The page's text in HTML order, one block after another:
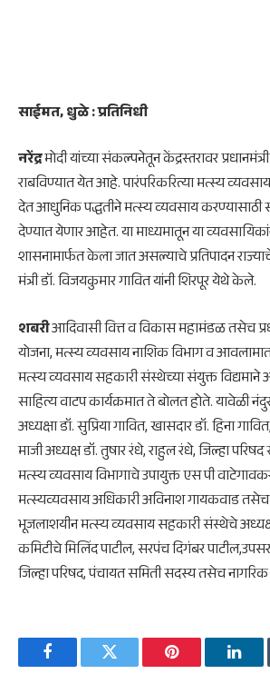
साईमत, धुळे : प्रतिनिधी
नरेंद्रमोदी यांच्या संकल्पनेतून केंद्रस्तरावर
राबविण्यात येत आहे. पारंपरिकरित्या मत्स्य
देत आधुनिक पद्धतीने मत्स्य व्यवसाय
देण्यात येणार आहेत. या माध्यमातून या
शासनामार्फत केला जात असल्याचे प्रतिपादन
मंत्री डॉ. विजयकुमार गावित यांनी शिरपूर येथे केले.
शबरीआदिवासी वित्त व विकास महामंडळ तसेच
योजना, मत्स्य व्यवसाय नाशिक विभाग व
मत्स्य व्यवसाय सहकारी संस्थेच्या संयुक्त
साहित्य वाटप कार्यक्रमात ते बोलत होते. यावेळी
अध्यक्षा डॉ. सुप्रिया गावित, खासदार डॉ. हिना
माजी अध्यक्ष डॉ. तुषार रंधे, राहुल रंधे, जिल्हा
मत्स्य व्यवसाय विभागाचे उपायुक्त एस पी
मत्स्यव्यवसाय अधिकारी अविनाश गायकवाड तसेच
भूजलाशयीन मत्स्य व्यवसाय सहकारी संस्थेचे
कमिटीचे मिलिंद पाटील, सरपंच दिगंबर
जिल्हा परिषद, पंचायत समिती सदस्य तसेच
FacebookTwitter Pinterest